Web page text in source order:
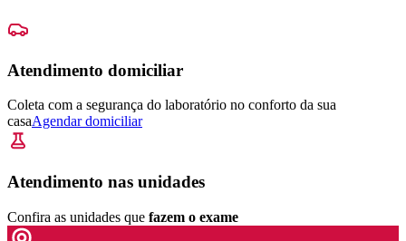
Atendimento domiciliar
Coleta com a segurança do laboratório no conforto da sua
casaAgendar domiciliar
Atendimento nas unidades
Confira as unidades que fazem o exame